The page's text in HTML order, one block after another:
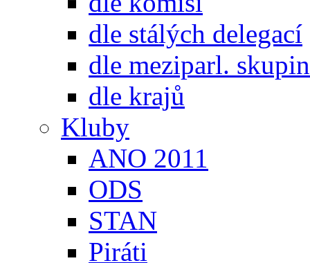
dle stálých delegací
dle meziparl. skupin
dle krajů
Kluby
ANO 2011
ODS
STAN
Piráti